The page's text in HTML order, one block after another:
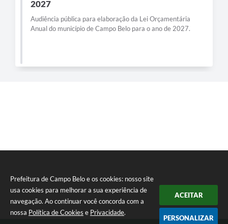
Prefeitura de Campo Belo e os cookies: nosso site
usa cookies para melhorar a sua experiência de
navegação. Ao continuar você concorda com a
nossa Política de Cookies e Privacidade.
ACEITAR
PERSONALIZAR
2027
Audiência pública para elaboração da Lei Orçamentária
Anual do município de Campo Belo para o ano de 2027.